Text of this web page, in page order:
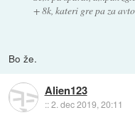
+ 8k, kateri gre pa za
Bo že.
Alien123
::2. dec 2019, 20:11